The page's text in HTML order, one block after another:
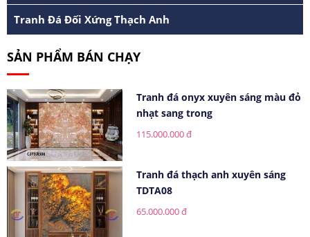
Tranh Đá Đối Xứng Thạch Anh
SẢN PHẨM BÁN CHẠY
Tranh đá onyx xuyên sáng màu đỏ
nhạt sang trong
115.000.000 đ
Tranh đá thạch anh xuyên sáng
TDTA08
65.000.000 đ